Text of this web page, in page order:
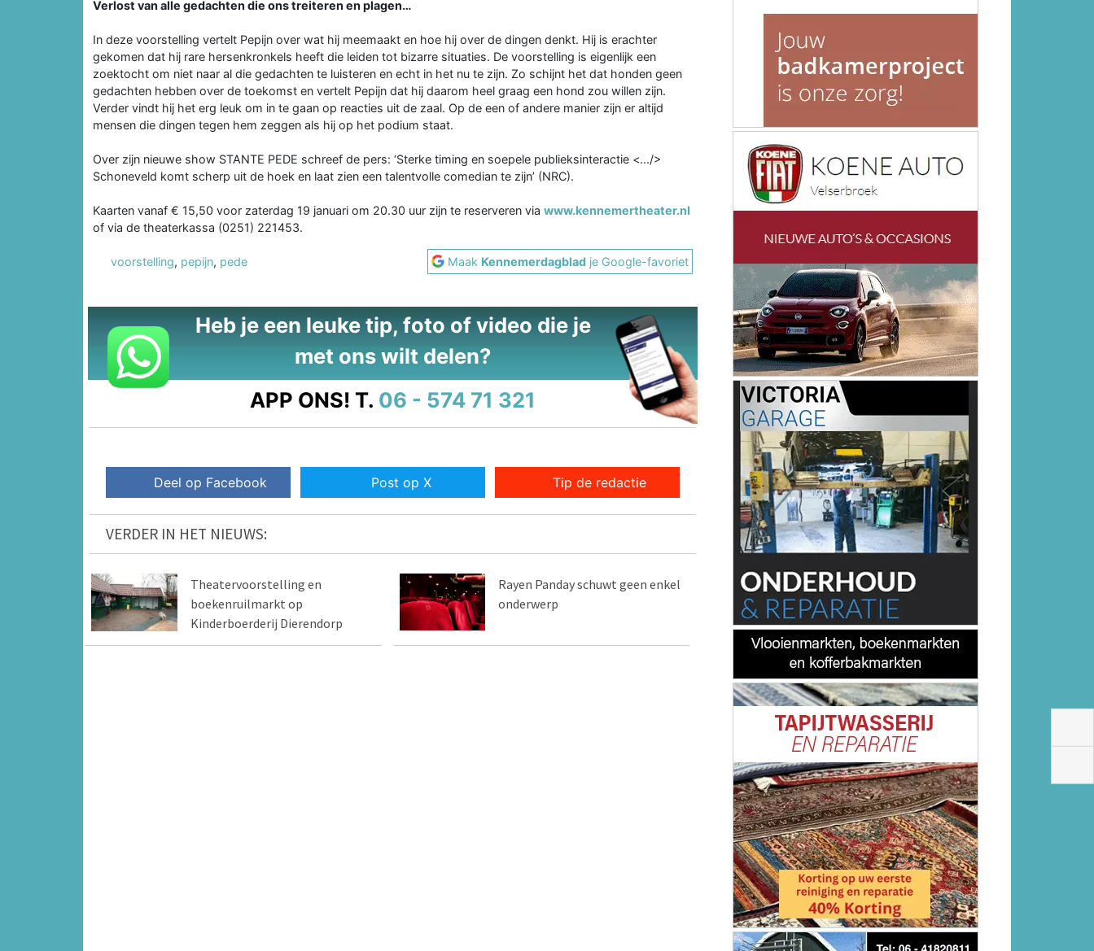
Verlost van alle gedachten die ons treiteren en plagen…
In deze voorstelling vertelt Pepijn over wat hij meemaakt en hoe hij over de dingen denkt. Hij is erachter
gekomen dat hij rare hersenkronkels heeft die leiden tot bizarre situaties. De voorstelling is eigenlijk een
zoektocht om niet naar al die gedachten te luisteren en echt in het nu te zijn. Zo schijnt het dat honden geen
gedachten hebben over de toekomst en vertelt Pepijn dat hij daarom heel graag een hond zou willen zijn.
Verder vindt hij het erg leuk om in te gaan op reacties uit de zaal. Op de een of andere manier zijn er altijd
mensen die dingen tegen hem zeggen als hij op het podium staat.
Over zijn nieuwe show STANTE PEDE schreef de pers: ‘Sterke timing en soepele publieksinteractie <.../>
Schoneveld komt scherp uit de hoek en laat zien een talentvolle comedian te zijn’ (NRC).
Kaarten vanaf € 15,50 voor zaterdag 19 januari om 20.30 uur zijn te reserveren via www.kennemertheater.nl
of via de theaterkassa (0251) 221453.
voorstelling, pepijn, pede Maak Kennemerdagblad je Google-favoriet
Heb je een leuke tip, foto of video die je
met ons wilt delen?
APP ONS! T. 06 - 574 71 321
Deel op Facebook Post op X Tip de redactie
VERDER IN HET NIEUWS:
Theatervoorstelling en
boekenruilmarkt op
Kinderboerderij Dierendorp
Rayen Panday schuwt geen enkel
onderwerp